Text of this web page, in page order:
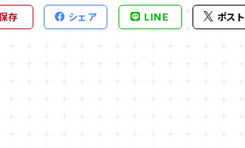
存 シェア LINE ポスト